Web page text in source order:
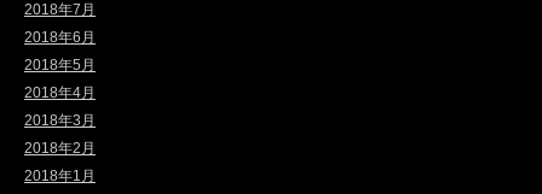
2018年7月
2018年6月
2018年5月
2018年4月
2018年3月
2018年2月
2018年1月